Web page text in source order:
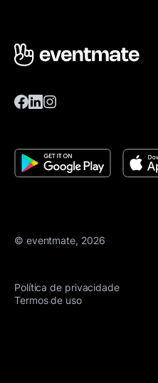
© eventmate, 2026
Política de privacidade
Termos de uso